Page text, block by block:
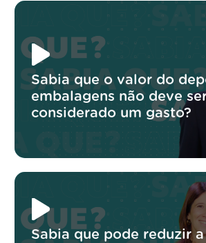
Sabia que o valor do
embalagens não deve
considerado um gasto?
Sabia que pode reduzir